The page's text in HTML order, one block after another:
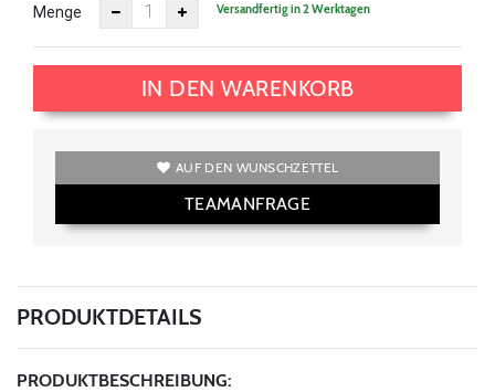
Menge Versandfertig in 2 Werktagen
IN DEN WARENKORB
AUF DEN WUNSCHZETTEL
TEAMANFRAGE
PRODUKTDETAILS
PRODUKTBESCHREIBUNG: